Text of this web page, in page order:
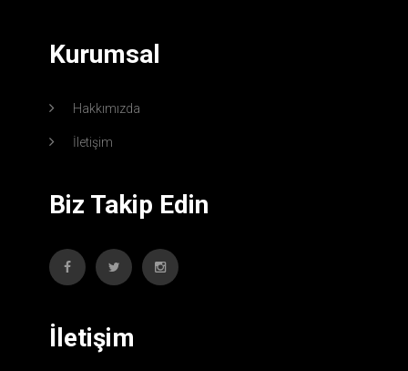
Kurumsal
Hakkımızda
İletişim
Biz Takip Edin
İletişim